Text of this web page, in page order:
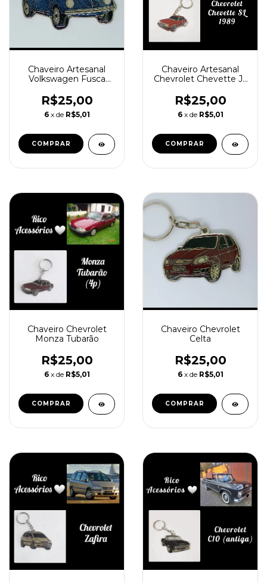
Chaveiro Artesanal
Volkswagen Fusca
R$25,00
6 x de R$5,01
COMPRAR
Chaveiro Artesanal
Chevrolet Chevette Jr.
R$25,00
6 x de R$5,01
Chaveiro Chevrolet
Monza Tubarão
R$25,00
6 x de R$5,01
Chaveiro Chevrolet
Celta
R$25,00
6 x de R$5,01